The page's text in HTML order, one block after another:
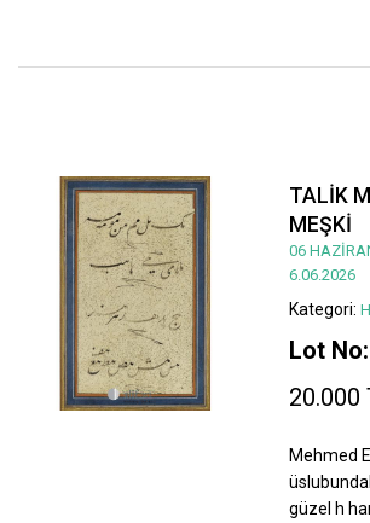
TALİK
MEŞKİ
06
6.06.2026
Kategori:
Lot
20.000
Mehmed
güzel h